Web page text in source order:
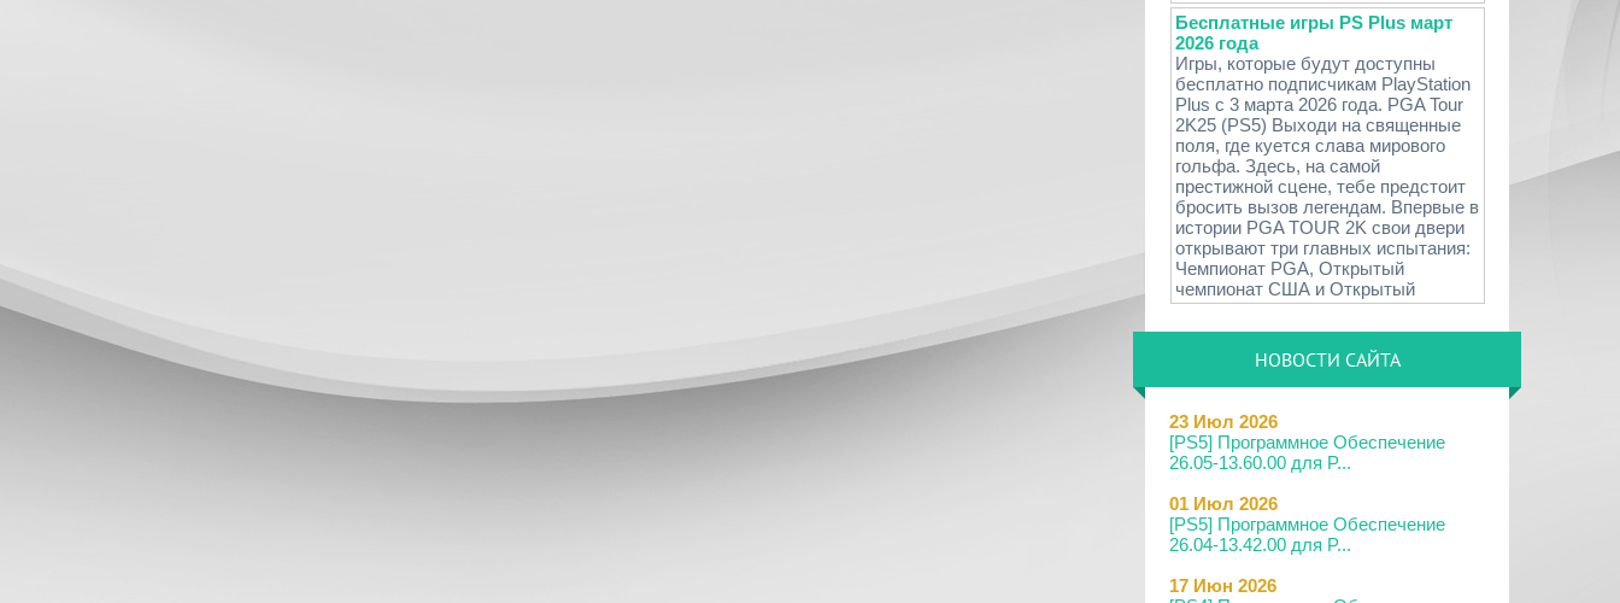
Бесплатные игры PS Plus март
2026 года
Игры, которые будут доступны
бесплатно подписчикам PlayStation
Plus с 3 марта 2026 года. PGA Tour
2K25 (PS5) Выходи на священные
поля, где куется слава мирового
гольфа. Здесь, на самой
престижной сцене, тебе предстоит
бросить вызов легендам. Впервые в
истории PGA TOUR 2K свои двери
открывают три главных испытания:
Чемпионат PGA, Открытый
чемпионат США и Открытый
НОВОСТИ САЙТА
23 Июл 2026
[PS5] Программное Обеспечение
26.05-13.60.00 для P...
01 Июл 2026
[PS5] Программное Обеспечение
26.04-13.42.00 для P...
17 Июн 2026